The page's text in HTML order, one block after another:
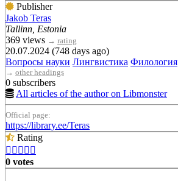
Publisher
Jakob Teras
Tallinn, Estonia
369 views → rating
20.07.2024 (748 days ago)
Вопросы науки Лингвистика Филология
→ other headings
0 subscribers
All articles of the author on Libmonster
Official page:
https://library.ee/Teras
Rating
    
0 votes